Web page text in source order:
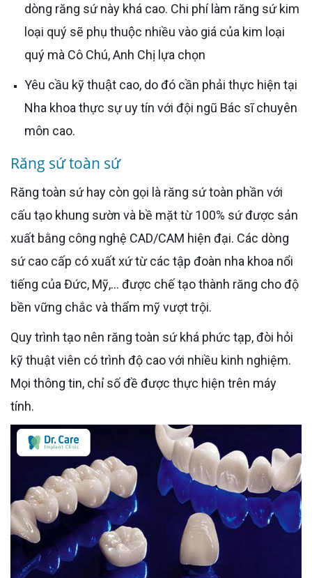
dòng răng sứ này khá cao. Chi phí làm răng sứ kim
loại quý sẽ phụ thuộc nhiều vào giá của kim loại
quý mà Cô Chú, Anh Chị lựa chọn
Yêu cầu kỹ thuật cao, do đó cần phải thực hiện tại
Nha khoa thực sự uy tín với đội ngũ Bác sĩ chuyên
môn cao.
Răng sứ toàn sứ
Răng toàn sứ hay còn gọi là răng sứ toàn phần với
cấu tạo khung sườn và bề mặt từ 100% sứ được sản
xuất bằng công nghệ CAD/CAM hiện đại. Các dòng
sứ cao cấp có xuất xứ từ các tập đoàn nha khoa nổi
tiếng của Đức, Mỹ,... được chế tạo thành răng cho độ
bền vững chắc và thẩm mỹ vượt trội.
Quy trình tạo nên răng toàn sứ khá phức tạp, đòi hỏi
kỹ thuật viên có trình độ cao với nhiều kinh nghiệm.
Mọi thông tin, chỉ số đề được thực hiện trên máy
tính.